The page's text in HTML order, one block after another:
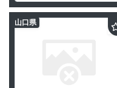
山口県